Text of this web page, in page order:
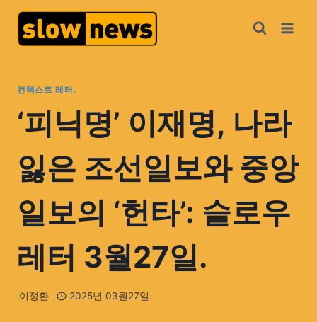
컨텍스트 레터.
‘피닉명’ 이재명, 나라
잃은 조선일보와 중앙
일보의 ‘헌타’: 슬로우
레터 3월27일.
이정환 2025년 03월27일.